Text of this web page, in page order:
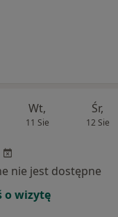
Wt,
11 Sie
Śr,
12 Sie
nie jest dostępne
o wizytę